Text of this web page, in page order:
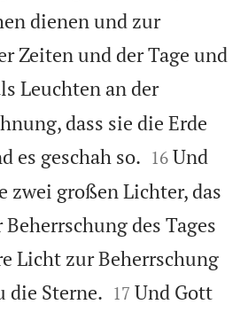
dienen und zur
Zeiten und der Tage und
Leuchten an der
dass sie die Erde
es geschah so. 

16 Und
zwei großen Lichter, das
des Tages
Licht zur Beherrschung
die Sterne. 

17 Und Gott